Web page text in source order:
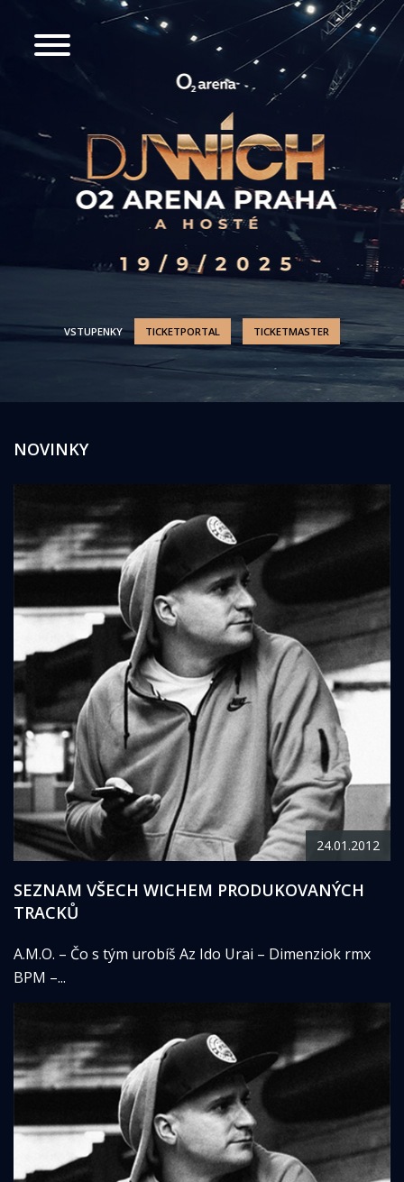
VSTUPENKY TICKETPORTAL TICKETMASTER
NOVINKY
24.01.2012
SEZNAM VŠECH WICHEM PRODUKOVANÝCH
TRACKŮ
A.M.O. – Čo s tým urobíš Az Ido Urai – Dimenziok rmx
BPM –...